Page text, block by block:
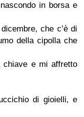
in borsa e
che c’è di
della cipolla che
e mi affretto
di gioielli, e